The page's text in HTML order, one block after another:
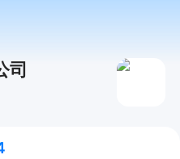
司